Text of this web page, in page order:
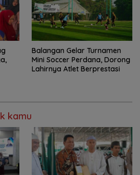
Balangan Gelar Turnamen
Mini Soccer Perdana, Dorong
Lahirnya Atlet Berprestasi
kamu